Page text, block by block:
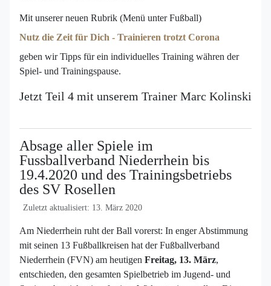
Mit unserer neuen Rubrik (Menü unter Fußball)
Nutz die Zeit für Dich - Trainieren trotzt Corona
geben wir Tipps für ein individuelles Training währen der
Spiel- und Trainingspause.
Jetzt Teil 4 mit unserem Trainer Marc Kolinski
Absage aller Spiele im
Fussballverband Niederrhein bis
19.4.2020 und des Trainingsbetriebs
des SV Rosellen
Zuletzt aktualisiert: 13. März 2020
Am Niederrhein ruht der Ball vorerst: In enger Abstimmung
mit seinen 13 Fußballkreisen hat der Fußballverband
Niederrhein (FVN) am heutigen Freitag, 13. März,
entschieden, den gesamten Spielbetrieb im Jugend- und